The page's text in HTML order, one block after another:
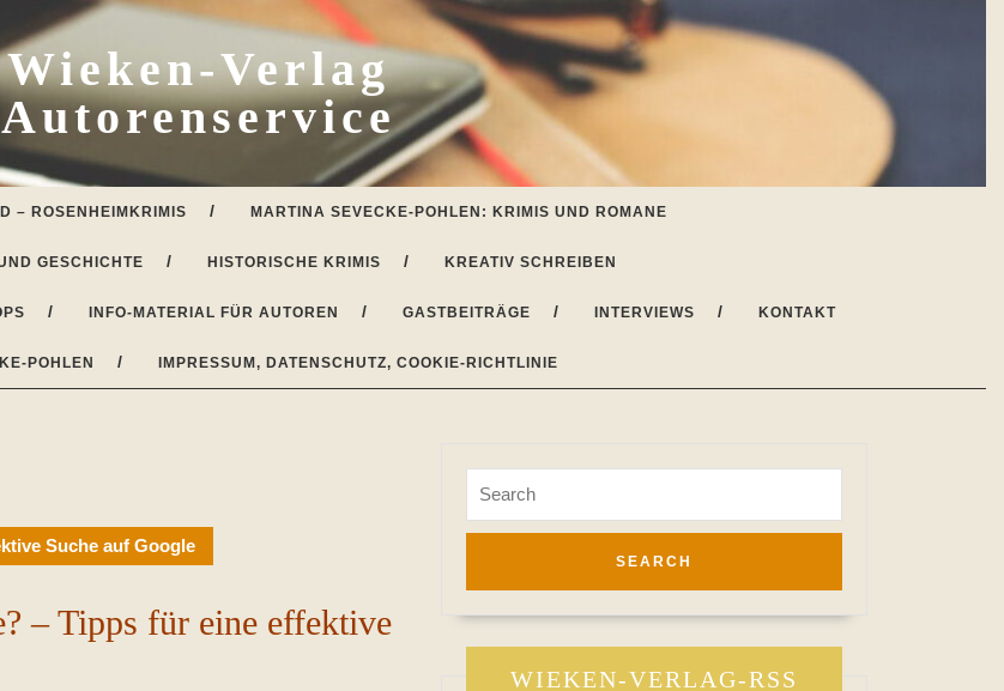
Wieken-Verlag
Autorenservice
– ROSENHEIMKRIMIS MARTINA SEVECKE-POHLEN: KRIMIS UND ROMANE
GESCHICHTE HISTORISCHE KRIMIS KREATIV SCHREIBEN
INFO-MATERIAL FÜR AUTOREN GASTBEITRÄGE INTERVIEWS KONTAKT
POHLEN IMPRESSUM, DATENSCHUTZ, COOKIE-RICHTLINIE
Suche auf Google
– Tipps für eine effektive
for:
WIEKEN-VERLAG-RSS